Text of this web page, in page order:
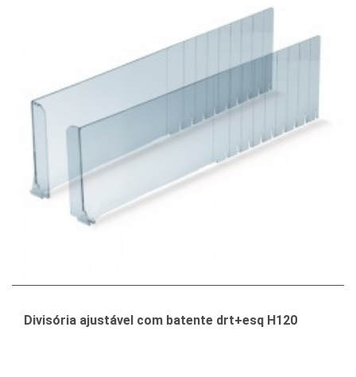
Divisória ajustável com batente drt+esq H120